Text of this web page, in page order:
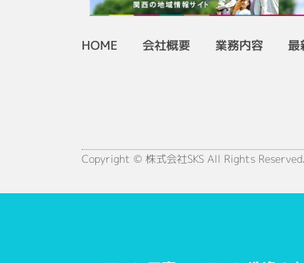
HOME 会社概要 業務内容 最
Copyright © 株式会社SKS All Rights Reserved.